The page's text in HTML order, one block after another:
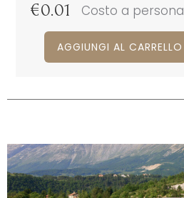
€0.01 Costo a persona
AGGIUNGI AL CARRELLO